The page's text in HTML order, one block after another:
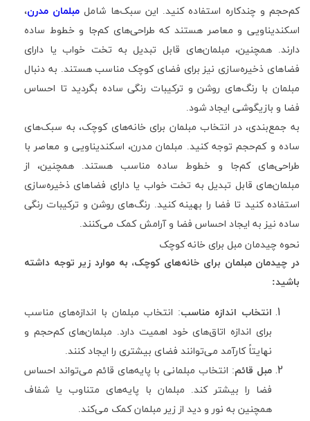
کم‌حجم و چندکاره استفاده کنید. این سبک‌ها شامل مبلمان مدرن،
اسکندیناویی و معاصر هستند که طراحی‌های کم‌جا و خطوط ساده
دارند. همچنین، مبلمان‌های قابل تبدیل به تخت خواب یا دارای
فضاهای ذخیره‌سازی نیز برای فضای کوچک مناسب هستند. به دنبال
مبلمان با رنگ‌های روشن و ترکیبات رنگی ساده بگردید تا احساس
فضا و بازیگوشی ایجاد شود.
به جمع‌بندی، در انتخاب مبلمان برای خانه‌های کوچک، به سبک‌های
ساده و کم‌حجم توجه کنید. مبلمان مدرن، اسکندیناویی و معاصر با
طراحی‌های کم‌جا و خطوط ساده مناسب هستند. همچنین، از
مبلمان‌های قابل تبدیل به تخت خواب یا دارای فضاهای ذخیره‌سازی
استفاده کنید تا فضا را بهینه کنید. رنگ‌های روشن و ترکیبات رنگی
ساده نیز به ایجاد احساس فضا و آرامش کمک می‌کنند.
نحوه چیدمان مبل برای خانه کوچک
در چیدمان مبلمان برای خانه‌های کوچک، به موارد زیر توجه داشته
باشید:
انتخاب اندازه مناسب: انتخاب مبلمان با اندازه‌های مناسب
برای اندازه اتاق‌های خود اهمیت دارد. مبلمان‌های کم‌حجم و
نهایتاً کارآمد می‌توانند فضای بیشتری را ایجاد کنند.
مبل قائم: انتخاب مبلمانی با پایه‌های قائم می‌تواند احساس
فضا را بیشتر کند. مبلمان با پایه‌های متناوب یا شفاف
همچنین به نور و دید از زیر مبلمان کمک می‌کند.